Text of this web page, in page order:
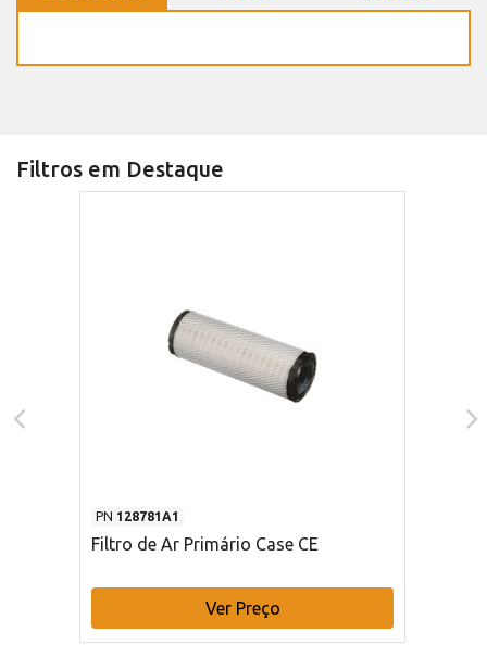
Filtros em Destaque
PN 128781A1
Filtro de Ar Primário Case CE
Ver Preço